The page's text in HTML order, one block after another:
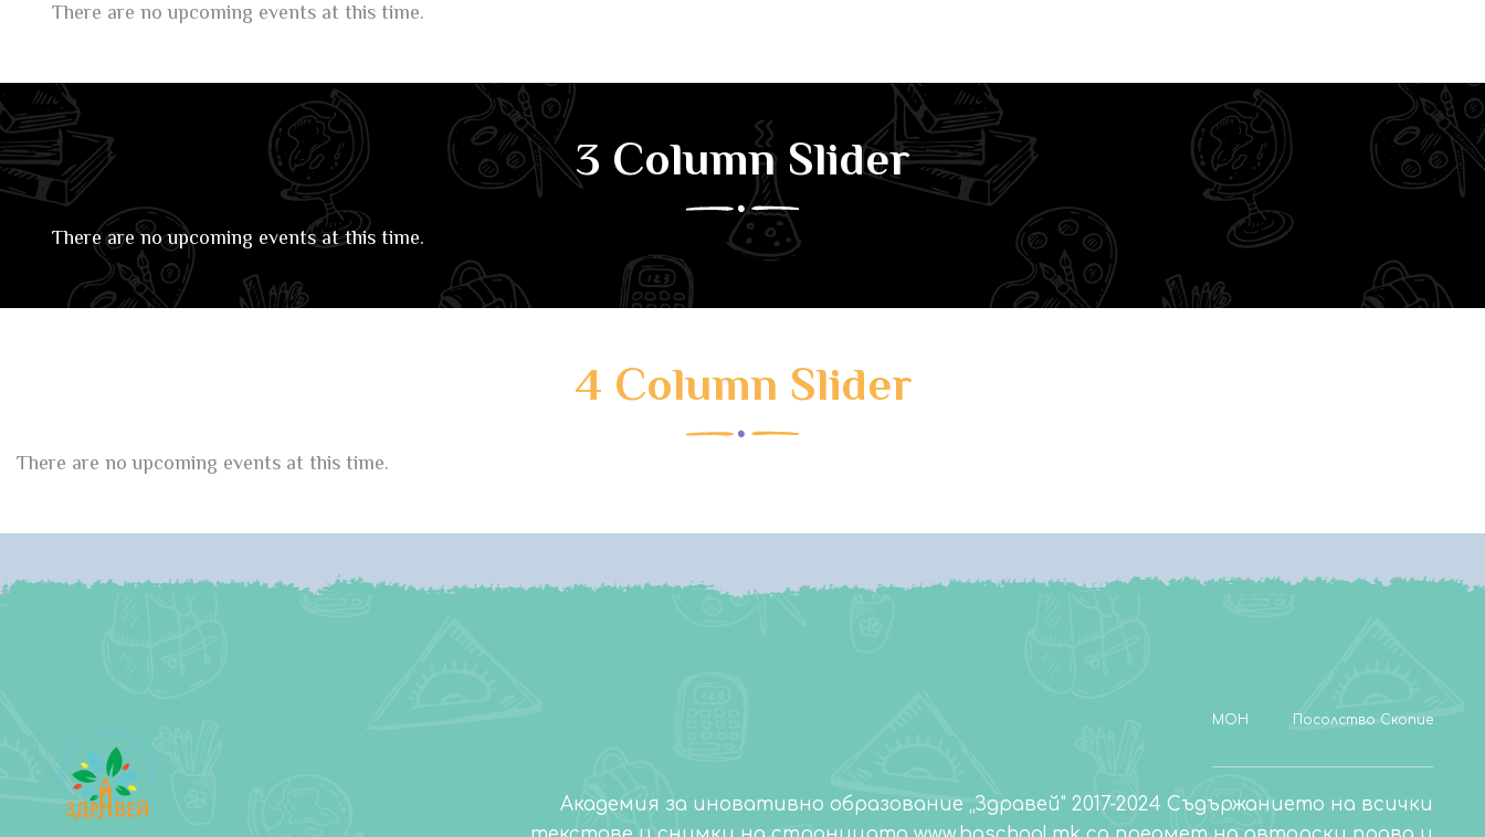
There are no upcoming events at this time.
3 Column Slider
There are no upcoming events at this time.
4 Column Slider
There are no upcoming events at this time.
МОН Посолство Скопие
Академия за иновативно образование „Здравей" 2017-2024 Съдържанието на всички